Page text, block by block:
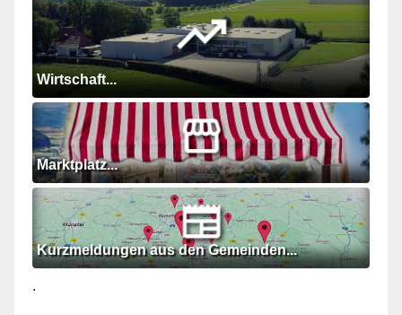
Wirtschaft...
Marktplatz...
Kurzmeldungen aus den Gemeinden...
.